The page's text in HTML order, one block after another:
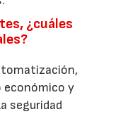
¿cuáles
económico y
seguridad